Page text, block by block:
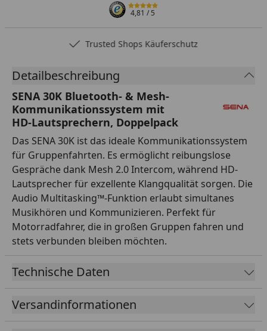
4,81/ 5
Trusted Shops Käuferschutz
Detailbeschreibung
SENA 30K Bluetooth- & Mesh-
Kommunikationssystem mit
HD‑Lautsprechern, Doppelpack
Das SENA 30K ist das ideale Kommunikationssystem
für Gruppenfahrten. Es ermöglicht reibungslose
Gespräche dank Mesh 2.0 Intercom, während HD-
Lautsprecher für exzellente Klangqualität sorgen. Die
Audio Multitasking™-Funktion erlaubt simultanes
Musikhören und Kommunizieren. Perfekt für
Motorradfahrer, die in großen Gruppen fahren und
stets verbunden bleiben möchten.
Technische Daten
Versandinformationen